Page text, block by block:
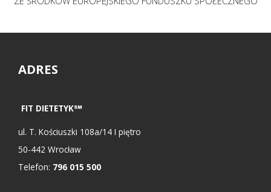
ADRES
FIT DIETETYK℠
ul. T. Kościuszki 108a/14 I piętro
50-442 Wrocław
Telefon: 796 015 500